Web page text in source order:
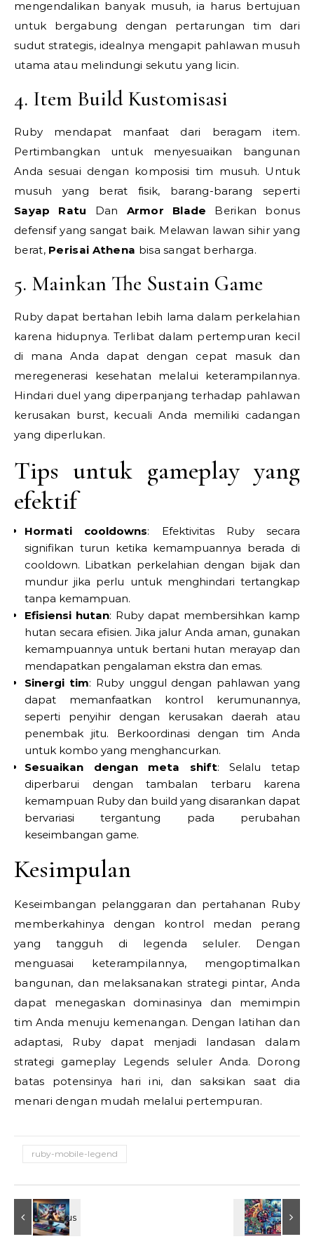
mengendalikan banyak musuh, ia harus bertujuan
untuk bergabung dengan pertarungan tim dari
sudut strategis, idealnya mengapit pahlawan musuh
utama atau melindungi sekutu yang licin.
4. Item Build Kustomisasi
Ruby mendapat manfaat dari beragam item.
Pertimbangkan untuk menyesuaikan bangunan
Anda sesuai dengan komposisi tim musuh. Untuk
musuh yang berat fisik, barang-barang seperti
Sayap Ratu Dan Armor Blade Berikan bonus
defensif yang sangat baik. Melawan lawan sihir yang
berat, Perisai Athena bisa sangat berharga.
5. Mainkan The Sustain Game
Ruby dapat bertahan lebih lama dalam perkelahian
karena hidupnya. Terlibat dalam pertempuran kecil
di mana Anda dapat dengan cepat masuk dan
meregenerasi kesehatan melalui keterampilannya.
Hindari duel yang diperpanjang terhadap pahlawan
kerusakan burst, kecuali Anda memiliki cadangan
yang diperlukan.
Tips untuk gameplay yang
efektif
Hormati cooldowns: Efektivitas Ruby secara
signifikan turun ketika kemampuannya berada di
cooldown. Libatkan perkelahian dengan bijak dan
mundur jika perlu untuk menghindari tertangkap
tanpa kemampuan.
Efisiensi hutan: Ruby dapat membersihkan kamp
hutan secara efisien. Jika jalur Anda aman, gunakan
kemampuannya untuk bertani hutan merayap dan
mendapatkan pengalaman ekstra dan emas.
Sinergi tim: Ruby unggul dengan pahlawan yang
dapat memanfaatkan kontrol kerumunannya,
seperti penyihir dengan kerusakan daerah atau
penembak jitu. Berkoordinasi dengan tim Anda
untuk kombo yang menghancurkan.
Sesuaikan dengan meta shift: Selalu tetap
diperbarui dengan tambalan terbaru karena
kemampuan Ruby dan build yang disarankan dapat
bervariasi tergantung pada perubahan
keseimbangan game.
Kesimpulan
Keseimbangan pelanggaran dan pertahanan Ruby
memberkahinya dengan kontrol medan perang
yang tangguh di legenda seluler. Dengan
menguasai keterampilannya, mengoptimalkan
bangunan, dan melaksanakan strategi pintar, Anda
dapat menegaskan dominasinya dan memimpin
tim Anda menuju kemenangan. Dengan latihan dan
adaptasi, Ruby dapat menjadi landasan dalam
strategi gameplay Legends seluler Anda. Dorong
batas potensinya hari ini, dan saksikan saat dia
menari dengan mudah melalui pertempuran.
ruby-mobile-legend